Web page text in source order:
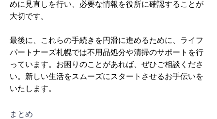
めに見直しを行い、必要な情報を役所に確認することが
大切です。
最後に、これらの手続きを円滑に進めるために、ライフ
パートナーズ札幌では不用品処分や清掃のサポートを行
っています。お困りのことがあれば、ぜひご相談くださ
い。新しい生活をスムーズにスタートさせるお手伝いを
いたします。
まとめ